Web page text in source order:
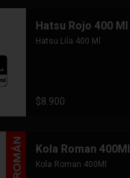
Hatsu Rojo 400 Ml
Hatsu Lila 400 Ml
$8.900
Kola Roman 400Ml
Kola Roman 400Ml